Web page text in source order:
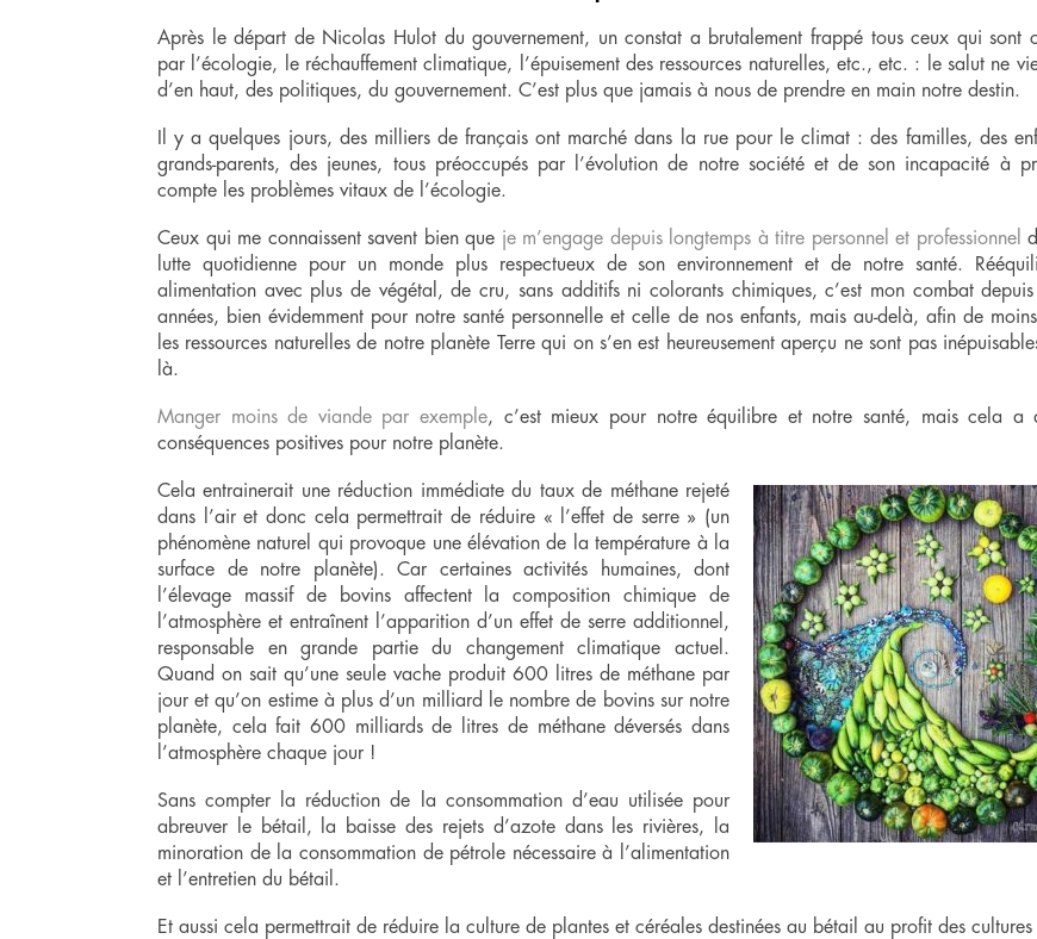
Après le départ de Nicolas Hulot du gouvernement, un constat a brutalement frappé tous ceux qui sont
par l’écologie, le réchauffement climatique, l’épuisement des ressources naturelles, etc., etc. : le salut ne
d’en haut, des politiques, du gouvernement. C’est plus que jamais à nous de prendre en main notre destin.
Il y a quelques jours, des milliers de français ont marché dans la rue pour le climat : des familles, des
grands-parents, des jeunes, tous préoccupés par l’évolution de notre société et de son incapacité à
compte les problèmes vitaux de l’écologie.
Ceux qui me connaissent savent bien que je m’engage depuis longtemps à titre personnel et professionnel
lutte quotidienne pour un monde plus respectueux de son environnement et de notre santé.
alimentation avec plus de végétal, de cru, sans additifs ni colorants chimiques, c’est mon combat depuis
années, bien évidemment pour notre santé personnelle et celle de nos enfants, mais au-delà, afin de
les ressources naturelles de notre planète Terre qui on s’en est heureusement aperçu ne sont pas
là.
Manger moins de viande par exemple, c’est mieux pour notre équilibre et notre santé, mais cela a
conséquences positives pour notre planète.
Cela entrainerait une réduction immédiate du taux de méthane rejeté
dans l’air et donc cela permettrait de réduire « l’effet de serre » (un
phénomène naturel qui provoque une élévation de la température à la
surface de notre planète). Car certaines activités humaines, dont
l’élevage massif de bovins affectent la composition chimique de
l’atmosphère et entraînent l’apparition d’un effet de serre additionnel,
responsable en grande partie du changement climatique actuel.
Quand on sait qu’une seule vache produit 600 litres de méthane par
jour et qu’on estime à plus d’un milliard le nombre de bovins sur notre
planète, cela fait 600 milliards de litres de méthane déversés dans
l’atmosphère chaque jour !
Sans compter la réduction de la consommation d’eau utilisée pour
abreuver le bétail, la baisse des rejets d’azote dans les rivières, la
minoration de la consommation de pétrole nécessaire à l’alimentation
et l’entretien du bétail.
Et aussi cela permettrait de réduire la culture de plantes et céréales destinées au bétail au profit des cultures